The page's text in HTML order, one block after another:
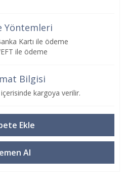
Yöntemleri
Kartı ile ödeme
ile ödeme
Bilgisi
içerisinde kargoya verilir.